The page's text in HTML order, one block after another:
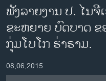
ຂ້າມ
ຂ້າມ
ໄປ
ຫາ
ຊອກ
ຄົ້ນ
ອາເມຣິກາ
ການເລືອກຕັ້ງ ປະທານາທີບໍດີ ສ
ຂ່າວ​ຈີນ
ໂລກ
ຟັງລາຍງານ ປ. ໄນ
ຂະຫຍາຍ ບົດບາດ
ກຸ່ມໂບໂກ ຮ່າຣາມ.
08,06,2015